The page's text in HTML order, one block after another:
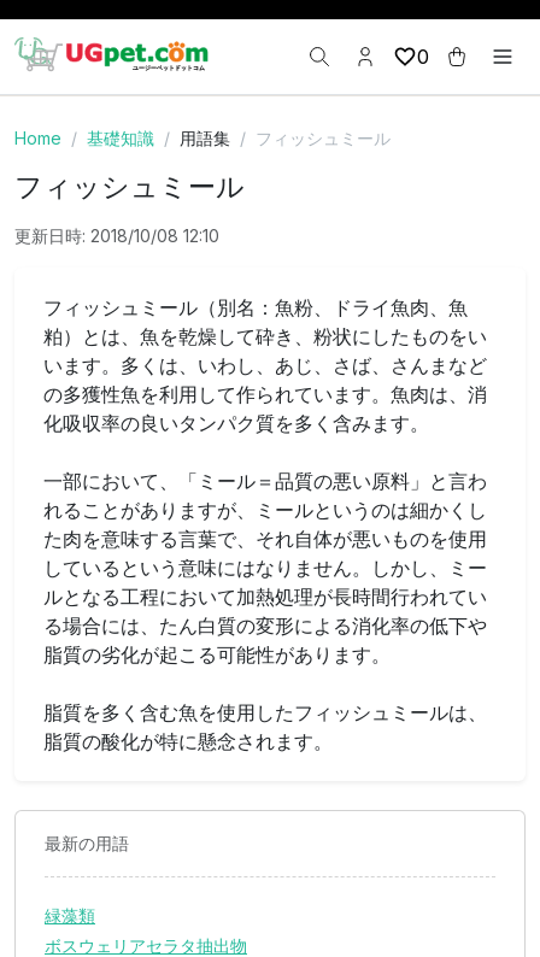
0
Home 基礎知識 用語集 フィッシュミール
フィッシュミール
更新日時: 2018/10/08 12:10
フィッシュミール（別名：魚粉、ドライ魚肉、魚
粕）とは、魚を乾燥して砕き、粉状にしたものをい
います。多くは、いわし、あじ、さば、さんまなど
の多獲性魚を利用して作られています。魚肉は、消
化吸収率の良いタンパク質を多く含みます。
一部において、「ミール＝品質の悪い原料」と言わ
れることがありますが、ミールというのは細かくし
た肉を意味する言葉で、それ自体が悪いものを使用
しているという意味にはなりません。しかし、ミー
ルとなる工程において加熱処理が長時間行われてい
る場合には、たん白質の変形による消化率の低下や
脂質の劣化が起こる可能性があります。
脂質を多く含む魚を使用したフィッシュミールは、
脂質の酸化が特に懸念されます。
最新の用語
緑藻類
ボスウェリアセラタ抽出物